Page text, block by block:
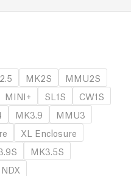
MK2S
MMU2S
MINI+ SL1S
CW1S
MK3.9
MMU3
XL Enclosure
MK3.5S